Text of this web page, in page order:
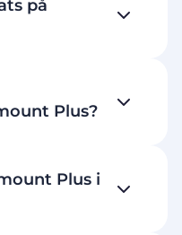
på
Plus?
Plus i